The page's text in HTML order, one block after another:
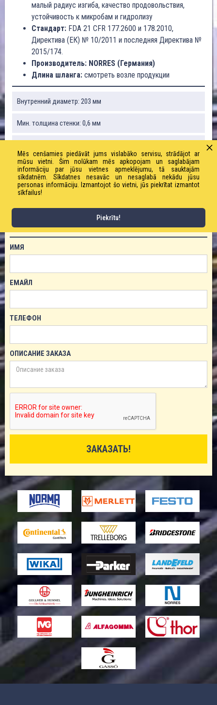
малый радиус изгиба, качество продовольствия,
устойчивость к микробам и гидролизу
Стандарт: FDA 21 CFR 177.2600 и 178.2010,
Директива (ЕК) № 10/2011 и последняя Директива №
2015/174.
Производитель: NORRES (Германия)
Длина шланга: смотреть возле продукции
Внутренний диаметр: 203 мм
Мин. толщина стенки: 0,6 мм
Вес: 1540 г / м
Длина рулона: 10, 15 м
ЗАКАЗАТЬ ТОВАР!
ИМЯ
ЕМАЙЛ
ТЕЛЕФОН
ОПИСАНИЕ ЗАКАЗА
Mēs cenšamies piedāvāt jums vislabāko servisu, strādājot ar
mūsu vietni. Šim nolūkam mēs apkopojam un saglabājam
informāciju par jūsu vietnes apmeklējumu, tā sauktajām
sīkdatnēm. Sīkdatnes nesavāc un nesaglabā nekādu jūsu
personas informāciju. Izmantojot šo vietni, jūs piekrītat izmantot
sīkfailus!
Piekrītu!